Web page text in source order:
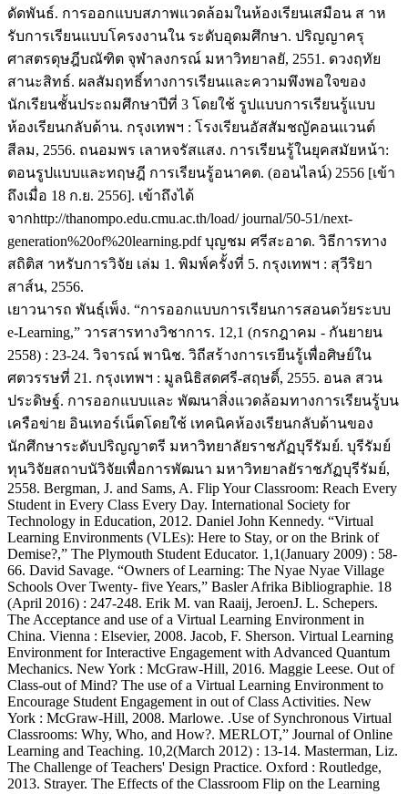
ดัดพันธ์. การออกแบบสภาพแวดล้อมในห้องเรียนเสมือน ส าห
รับการเรียนแบบโครงงานใน ระดับอุดมศึกษา. ปริญญาครุ
ศาสตรดุษฎีบณัฑิต จุฬาลงกรณ์ มหาวิทยาลยั, 2551. ดวงฤทัย
สานะสิทธ์. ผลสัมฤทธิ์ทางการเรียนและความพึงพอใจของ
นักเรียนชั้นประถมศึกษาปีที่ 3 โดยใช้ รูปแบบการเรียนรู้แบบ
ห้องเรียนกลับด้าน. กรุงเทพฯ : โรงเรียนอัสสัมชญัคอนแวนต์
สีลม, 2556. ถนอมพร เลาหจรัสแสง. การเรียนรู้ในยุคสมัยหน้า:
ตอนรูปแบบและทฤษฎี การเรียนรู้อนาคต. (ออนไลน์) 2556 [เข้า
ถึงเมื่อ 18 ก.ย. 2556]. เข้าถึงได้
จากhttp://thanompo.edu.cmu.ac.th/load/ journal/50-51/next-
generation%20of%20learning.pdf บุญชม ศรีสะอาด. วิธีการทาง
สถิติส าหรับการวิจัย เล่ม 1. พิมพ์ครั้งที่ 5. กรุงเทพฯ : สุวีริยา
สาส์น, 2556.
เยาวนารถ พันธุ์เพ็ง. “การออกแบบการเรียนการสอนดว้ยระบบ
e-Learning,” วารสารทางวิชาการ. 12,1 (กรกฎาคม - กันยายน
2558) : 23-24. วิจารณ์ พานิช. วิถีสร้างการเรยีนรู้เพื่อศิษย์ใน
ศตวรรษที่ 21. กรุงเทพฯ : มูลนิธิสดศรี-สฤษดิ์, 2555. อนล สวน
ประดิษฐ์. การออกแบบและ พัฒนาสิ่งแวดล้อมทางการเรียนรู้บน
เครือข่าย อินเทอร์เน็ตโดยใช้ เทคนิคห้องเรียนกลับด้านของ
นักศึกษาระดับปริญญาตรี มหาวิทยาลัยราชภัฏบุรีรัมย์. บุรีรัมย์
ทุนวิจัยสถาบนัวิจัยเพื่อการพัฒนา มหาวิทยาลยัราชภัฏบุรีรัมย์,
2558. Bergman, J. and Sams, A. Flip Your Classroom: Reach Every
Student in Every Class Every Day. International Society for
Technology in Education, 2012. Daniel John Kennedy. “Virtual
Learning Environments (VLEs): Here to Stay, or on the Brink of
Demise?,” The Plymouth Student Educator. 1,1(January 2009) : 58-
66. David Savage. “Owners of Learning: The Nyae Nyae Village
Schools Over Twenty- five Years,” Basler Afrika Bibliographie. 18
(April 2016) : 247-248. Erik M. van Raaij, JeroenJ. L. Schepers.
The Acceptance and use of a Virtual Learning Environment in
China. Vienna : Elsevier, 2008. Jacob, F. Sherson. Virtual Learning
Environment for Interactive Engagement with Advanced Quantum
Mechanics. New York : McGraw-Hill, 2016. Maggie Leese. Out of
Class-out of Mind? The use of a Virtual Learning Environment to
Encourage Student Engagement in out of Class Activities. New
York : McGraw-Hill, 2008. Marlowe. .Use of Synchronous Virtual
Classrooms: Why, Who, and How?. MERLOT,” Journal of Online
Learning and Teaching. 10,2(March 2012) : 13-14. Masterman, Liz.
The Challenge of Teachers' Design Practice. Oxford : Routledge,
2013. Strayer. The Effects of the Classroom Flip on the Learning